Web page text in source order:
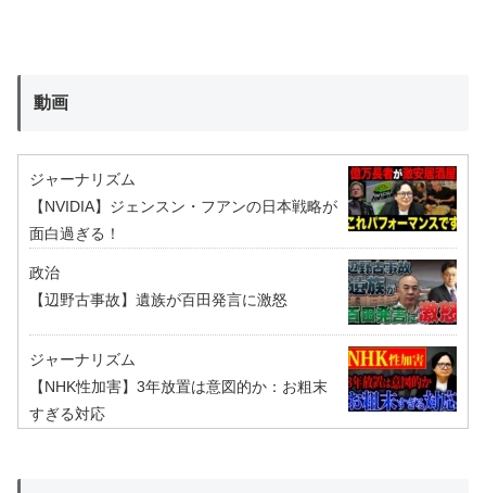
動画
ジャーナリズム
【NVIDIA】ジェンスン・フアンの日本戦略が
面白過ぎる！
政治
【辺野古事故】遺族が百田発言に激怒
ジャーナリズム
【NHK性加害】3年放置は意図的か：お粗末
すぎる対応